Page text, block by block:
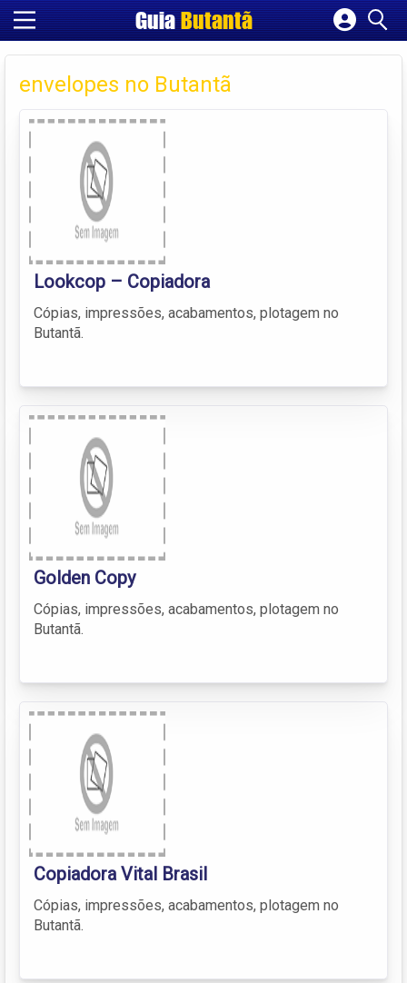
GuiaButantã
Cadastrar empresa
Fazer login
Criar conta
envelopes no Butantã
Lookcop – Copiadora
Cópias, impressões, acabamentos, plotagem no
Butantã.
Golden Copy
Cópias, impressões, acabamentos, plotagem no
Butantã.
Copiadora Vital Brasil
Cópias, impressões, acabamentos, plotagem no
Butantã.